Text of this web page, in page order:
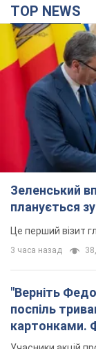
Зеленський
планується
Це перший візит
3 часа назад
"Верніть
поспіль
картонками.
Учасники акцій
2 часа назад
Сенат США
санкції проти
Документ
2 часа назад